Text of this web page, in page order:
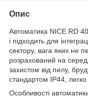
Опис
Автоматика NICE RD
і підходить для
сектору, вага яких не
розрахований на
захистом від пилу,
стандартом IP44, легко
Особливості